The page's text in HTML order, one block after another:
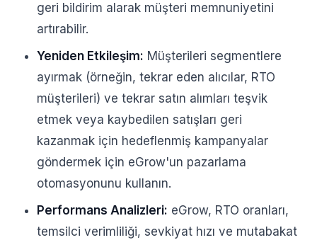
geri bildirim alarak müşteri memnuniyetini
artırabilir.
Yeniden Etkileşim: Müşterileri segmentlere
ayırmak (örneğin, tekrar eden alıcılar, RTO
müşterileri) ve tekrar satın alımları teşvik
etmek veya kaybedilen satışları geri
kazanmak için hedeflenmiş kampanyalar
göndermek için eGrow'un pazarlama
otomasyonunu kullanın.
Performans Analizleri: eGrow, RTO oranları,
temsilci verimliliği, sevkiyat hızı ve mutabakat